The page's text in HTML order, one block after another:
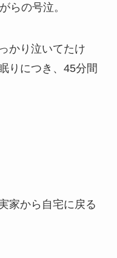
らの号泣。
かり泣いてたけ
りにつき、45分間
家から自宅に戻る